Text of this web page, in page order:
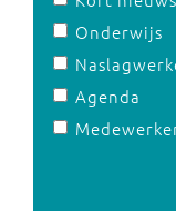
Onderwijs
Agenda